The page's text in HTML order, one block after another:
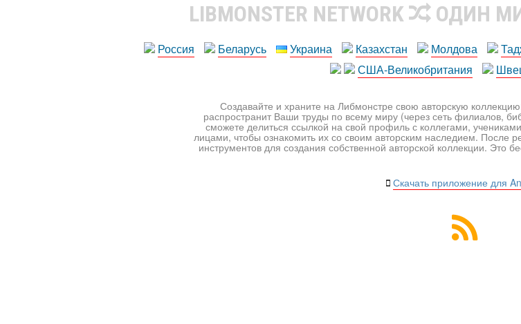
LIBMONSTER NETWORK ОДИН
Россия Беларусь Украина Казахстан Молдова
США-Великобритания
Создавайте и храните на Либмонстре свою авторскую
распространит Ваши труды по всему миру (через сеть филиалов,
сможете делиться ссылкой на свой профиль с коллегами,
лицами, чтобы ознакомить их со своим авторским наследием. После
инструментов для создания собственной авторской коллекции. Это
Скачать приложение для